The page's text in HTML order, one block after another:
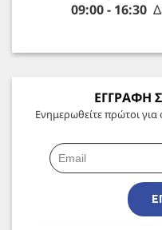
09:00 - 16:30
ΕΓΓΡΑΦΗ
Ενημερωθείτε πρώτοι